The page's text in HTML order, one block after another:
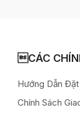
CÁC
Hướng Dẫn
Chính Sách